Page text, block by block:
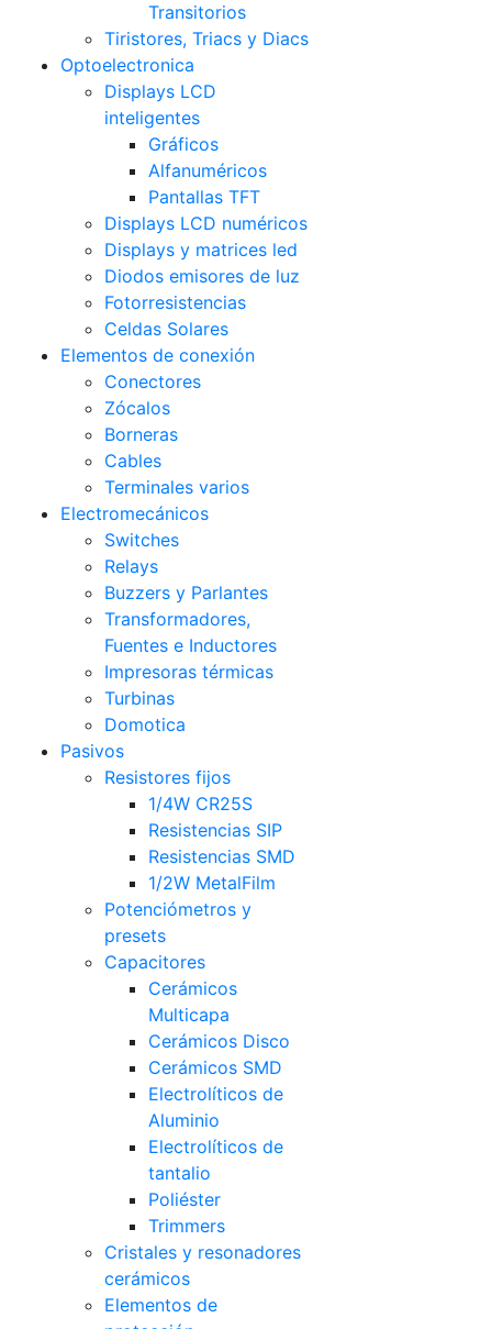
Transitorios
Tiristores, Triacs y Diacs
Optoelectronica
Displays LCD
inteligentes
Gráficos
Alfanuméricos
Pantallas TFT
Displays LCD numéricos
Displays y matrices led
Diodos emisores de luz
Fotorresistencias
Celdas Solares
Elementos de conexión
Conectores
Zócalos
Borneras
Cables
Terminales varios
Electromecánicos
Switches
Relays
Buzzers y Parlantes
Transformadores,
Fuentes e Inductores
Impresoras térmicas
Turbinas
Domotica
Pasivos
Resistores fijos
1/4W CR25S
Resistencias SIP
Resistencias SMD
1/2W MetalFilm
Potenciómetros y
presets
Capacitores
Cerámicos
Multicapa
Cerámicos Disco
Cerámicos SMD
Electrolíticos de
Aluminio
Electrolíticos de
tantalio
Poliéster
Trimmers
Cristales y resonadores
cerámicos
Elementos de